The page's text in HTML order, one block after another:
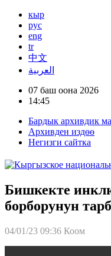
кыр
рус
eng
tr
中文
العربية
07 баш оона 2026
14:45
Бардык архивдик
Архивден издөө
Негизги сайтка
Бишкекте
борборунун
04/01/23 09:36 Коом